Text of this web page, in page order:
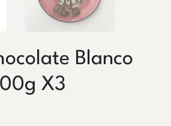
Blanco
X3